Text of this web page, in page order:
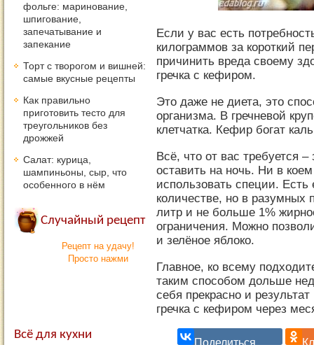
Если у вас есть
килограммов за короткий
причинить вреда своему
гречка с кефиром.
Это даже не диета, это
организма. В гречневой
клетчатка. Кефир богат
Всё, что от вас требуется
оставить на ночь. Ни в
использовать специи.
количестве, но в разумных
литр и не больше 1%
ограничения. Можно
и зелёное яблоко.
Главное, ко всему
таким способом дольше
себя прекрасно и
гречка с кефиром через
фольге: маринование,
шпигование,
запечатывание и
запекание
Торт с творогом и вишней:
самые вкусные рецепты
Как правильно
приготовить тесто для
треугольников без
дрожжей
Салат: курица,
шампиньоны, сыр, что
особенного в нём
Случайный рецепт
Рецепт на удачу!
Просто нажми
Всё для кухни